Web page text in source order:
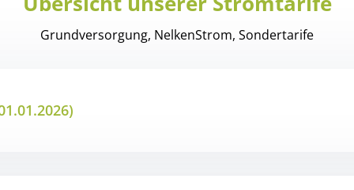
Grundversorgung, NelkenStrom, Sondertarife